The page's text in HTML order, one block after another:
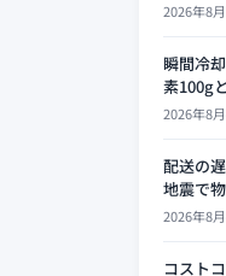
2026年8
瞬間冷
素100g
2026年8
配送の
地震で
2026年8
コスト